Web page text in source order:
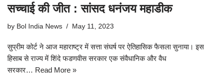
सच्चाई की जीत : सांसद धनंजय महाडीक
by Bol India News May 11, 2023
सुप्रीम कोर्ट ने आज महाराष्ट्र में सत्ता संघर्ष पर ऐतिहासिक फैसला सुनाया। इस
हिसाब से राज्य में शिंदे फडणवीस सरकार एक संवैधानिक और वैध
सरकार… Read More »